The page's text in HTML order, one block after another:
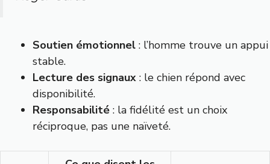
Soutien émotionnel : l’homme trouve un appui
stable.
Lecture des signaux : le chien répond avec
disponibilité.
Responsabilité : la fidélité est un choix
réciproque, pas une naïveté.